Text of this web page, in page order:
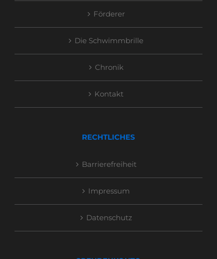
Förderer
Die Schwimmbrille
Chronik
Kontakt
RECHTLICHES
Barrierefreiheit
Impressum
Datenschutz